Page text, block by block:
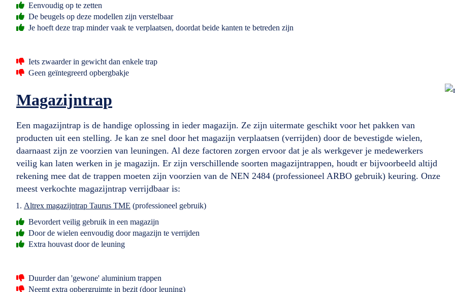
Eenvoudig op te zetten
De beugels op deze modellen zijn verstelbaar
Je hoeft deze trap minder vaak te verplaatsen, doordat beide kanten te betreden zijn
Iets zwaarder in gewicht dan enkele trap
Geen geïntegreerd opbergbakje
Magazijntrap
Een magazijntrap is de handige oplossing in ieder magazijn. Ze zijn uitermate geschikt voor het pakken van
producten uit een stelling. Je kan ze snel door het magazijn verplaatsen (verrijden) door de bevestigde wielen,
daarnaast zijn ze voorzien van leuningen. Al deze factoren zorgen ervoor dat je als werkgever je medewerkers
veilig kan laten werken in je magazijn. Er zijn verschillende soorten magazijntrappen, houdt er bijvoorbeeld altijd
rekening mee dat de trappen moeten zijn voorzien van de NEN 2484 (professioneel ARBO gebruik) keuring. Onze
meest verkochte magazijntrap verrijdbaar is:
Altrex magazijntrap Taurus TME (professioneel gebruik)
Bevordert veilig gebruik in een magazijn
Door de wielen eenvoudig door magazijn te verrijden
Extra houvast door de leuning
Duurder dan 'gewone' aluminium trappen
Neemt extra opbergruimte in bezit (door leuning)